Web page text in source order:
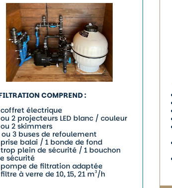
COMPREND :
coffret électrique
ou 2 projecteurs LED blanc / couleur
ou 2 skimmers
ou 3 buses de refoulement
prise balai / 1 bonde de fond
trop plein de sécurité / 1 bouchon
sécurité
pompe de filtration adaptée
filtre à verre de 10, 15, 21 m3/h